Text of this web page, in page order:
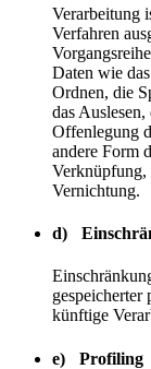
Verarbeitung
Verfahren
Daten wie
Ordnen, die
das
Offenlegung
andere Form
Verknüpfung,
Vernichtung.
d)
gespeicherter
künftige
e) Profiling